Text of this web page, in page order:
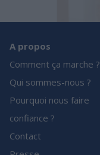
A propos
Comment ça marche ?
Qui sommes-nous ?
Pourquoi nous faire
confiance ?
Contact